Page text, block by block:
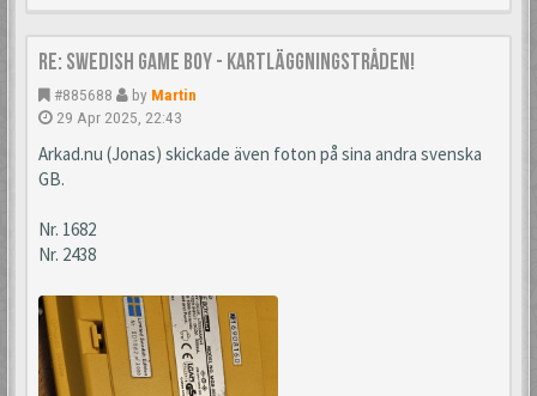
Re: Swedish Game Boy - Kartläggningstråden!
#885688 by Martin
29 Apr 2025, 22:43
Arkad.nu (Jonas) skickade även foton på sina andra svenska
GB.
Nr. 1682
Nr. 2438